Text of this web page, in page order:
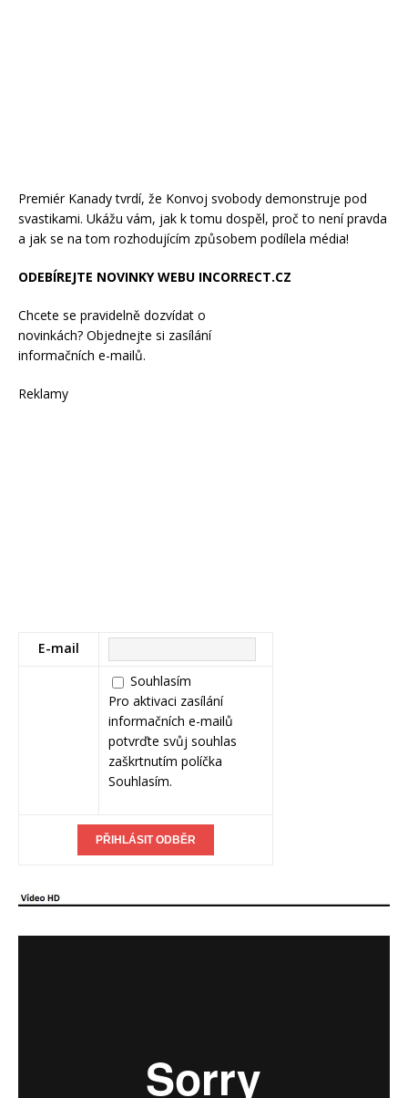
Premiér Kanady tvrdí, že Konvoj svobody demonstruje pod
svastikami. Ukážu vám, jak k tomu dospěl, proč to není pravda
a jak se na tom rozhodujícím způsobem podílela média!
ODEBÍREJTE NOVINKY WEBU INCORRECT.CZ
Chcete se pravidelně dozvídat o
novinkách? Objednejte si zasílání
informačních e-mailů.
Reklamy
E-mail
Souhlasím
Pro aktivaci zasílání
informačních e-mailů
potvrďte svůj souhlas
zaškrtnutím políčka
Souhlasím.